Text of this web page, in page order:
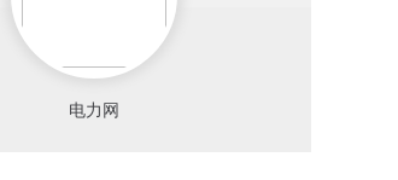
电力网